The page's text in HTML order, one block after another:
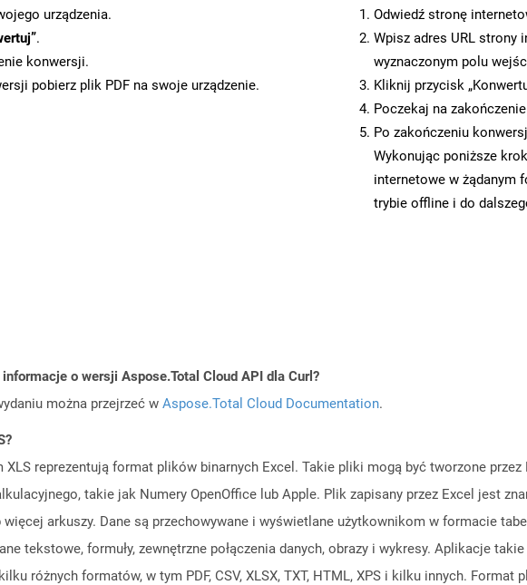
urządzenia.
.
konwersji.
pobierz plik PDF na swoje urządzenie.
Odwiedź stronę
Wpisz adres URL strony
wyznaczonym polu
Kliknij przycisk
Poczekaj na
Po zakończeniu
Wykonując poniższe
internetowe w żądanym
trybie offline i do
o wersji Aspose.Total Cloud API dla Curl?
można przejrzeć w Aspose.Total Cloud Documentation.
XLS reprezentują format plików binarnych Excel. Takie pliki mogą być tworzone
takie jak Numery OpenOffice lub Apple. Plik zapisany przez Excel jest
więcej arkuszy. Dane są przechowywane i wyświetlane użytkownikom w formacie
tekstowe, formuły, zewnętrzne połączenia danych, obrazy i wykresy. Aplikacje
różnych formatów, w tym PDF, CSV, XLSX, TXT, HTML, XPS i kilku innych. Format